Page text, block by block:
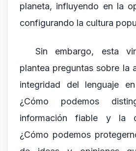
planeta, influyendo en la
configurando la cultura
Sin embargo, esta
plantea preguntas sobre la
integridad del lenguaje
¿Cómo podemos
información fiable y la
¿Cómo podemos